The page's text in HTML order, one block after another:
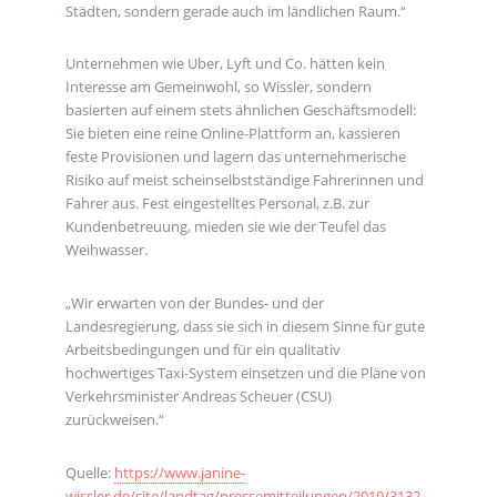
Städten, sondern gerade auch im ländlichen Raum.“
Unternehmen wie Uber, Lyft und Co. hätten kein
Interesse am Gemeinwohl, so Wissler, sondern
basierten auf einem stets ähnlichen Geschäftsmodell:
Sie bieten eine reine Online-Plattform an, kassieren
feste Provisionen und lagern das unternehmerische
Risiko auf meist scheinselbstständige Fahrerinnen und
Fahrer aus. Fest eingestelltes Personal, z.B. zur
Kundenbetreuung, mieden sie wie der Teufel das
Weihwasser.
„Wir erwarten von der Bundes- und der
Landesregierung, dass sie sich in diesem Sinne für gute
Arbeitsbedingungen und für ein qualitativ
hochwertiges Taxi-System einsetzen und die Pläne von
Verkehrsminister Andreas Scheuer (CSU)
zurückweisen.“
Quelle: https://www.janine-